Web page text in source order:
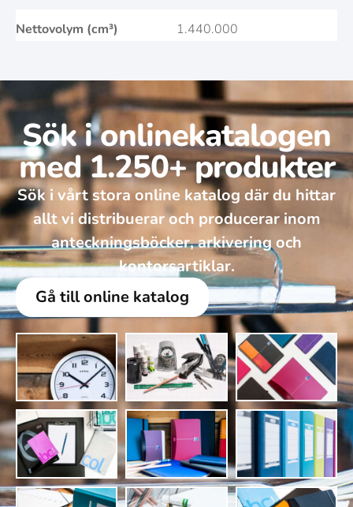
Nettovolym (cm³) 1.440.000
Sök i onlinekatalogen
med 1.250+ produkter
Sök i vårt stora online katalog där du hittar
allt vi distribuerar och producerar inom
anteckningsböcker, arkivering och
kontorsartiklar.
Gå till online katalog